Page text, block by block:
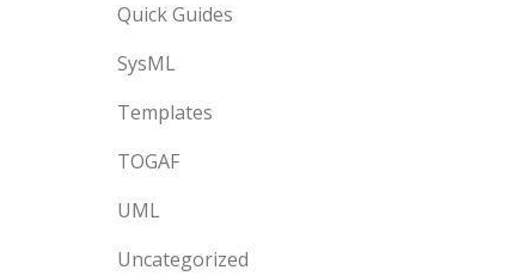
Quick Guides
SysML
Templates
TOGAF
UML
Uncategorized